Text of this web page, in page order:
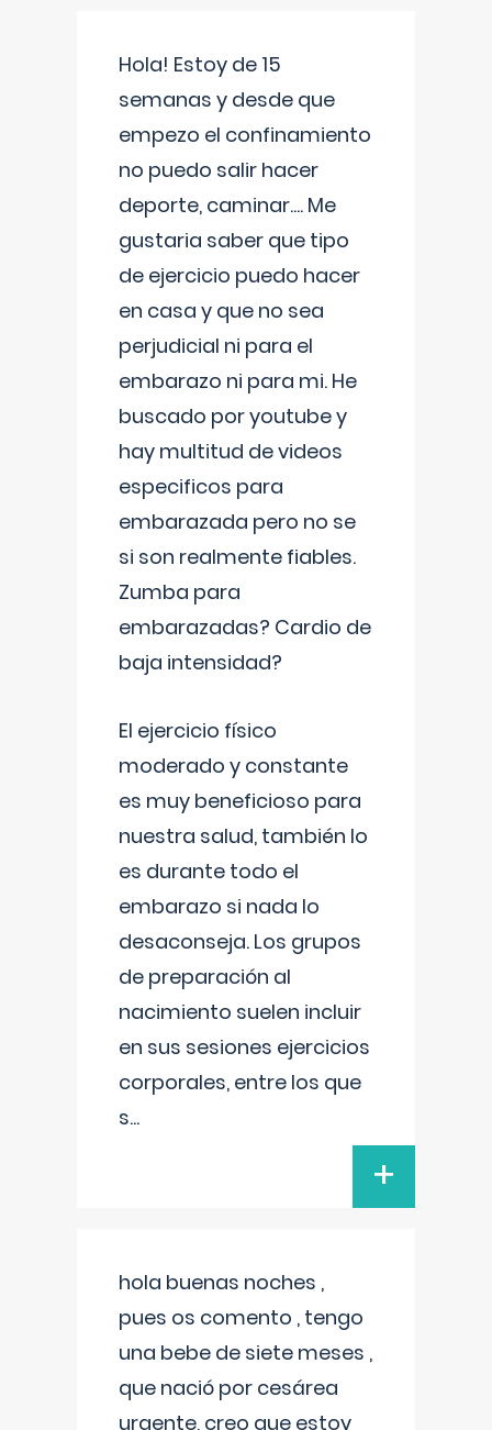
Hola! Estoy de 15
semanas y desde que
empezo el confinamiento
no puedo salir hacer
deporte, caminar.... Me
gustaria saber que tipo
de ejercicio puedo hacer
en casa y que no sea
perjudicial ni para el
embarazo ni para mi. He
buscado por youtube y
hay multitud de videos
especificos para
embarazada pero no se
si son realmente fiables.
Zumba para
embarazadas? Cardio de
baja intensidad?
El ejercicio físico
moderado y constante
es muy beneficioso para
nuestra salud, también lo
es durante todo el
embarazo si nada lo
desaconseja. Los grupos
de preparación al
nacimiento suelen incluir
en sus sesiones ejercicios
corporales, entre los que
s...
+
hola buenas noches ,
pues os comento , tengo
una bebe de siete meses ,
que nació por cesárea
urgente, creo que estoy